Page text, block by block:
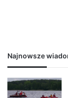
Najnowsze